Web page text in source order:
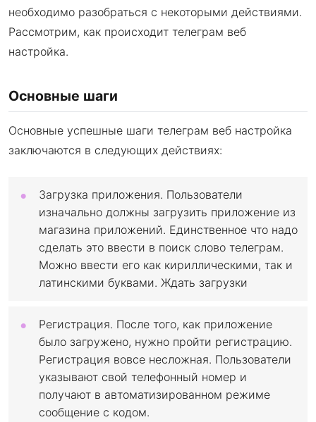
необходимо разобраться с некоторыми действиями.
Рассмотрим, как происходит телеграм веб
настройка.
Основные шаги
Основные успешные шаги телеграм веб настройка
заключаются в следующих действиях:
Загрузка приложения. Пользователи
изначально должны загрузить приложение из
магазина приложений. Единственное что надо
сделать это ввести в поиск слово телеграм.
Можно ввести его как кириллическими, так и
латинскими буквами. Ждать загрузки
Регистрация. После того, как приложение
было загружено, нужно пройти регистрацию.
Регистрация вовсе несложная. Пользователи
указывают свой телефонный номер и
получают в автоматизированном режиме
сообщение с кодом.